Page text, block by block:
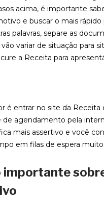
acima, é importante
e buscar o mais rápido
palavras, separe as
variar de situação para
a Receita para
é entrar no site da Receita
de agendamento pela
mais assertivo e você
em filas de espera muito
importante